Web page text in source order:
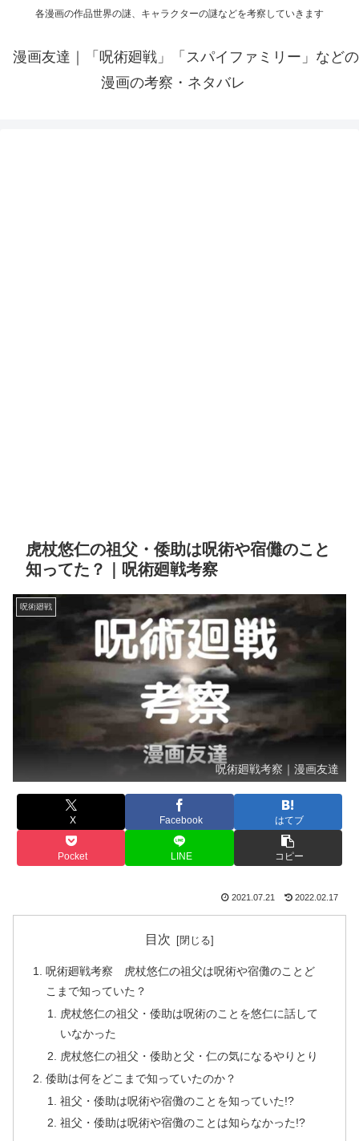
各漫画の作品世界の謎、キャラクターの謎などを考察していきます
漫画友達｜「呪術廻戦」「スパイファミリー」などの
漫画の考察・ネタバレ
虎杖悠仁の祖父・倭助は呪術や宿儺のこと
知ってた？｜呪術廻戦考察
呪術廻戦
呪術廻戦考察｜漫画友達
X Facebook はてブ
Pocket LINE コピー
2021.07.21 2022.02.17
目次
呪術廻戦考察 虎杖悠仁の祖父は呪術や宿儺のことど
こまで知っていた？
虎杖悠仁の祖父・倭助は呪術のことを悠仁に話して
いなかった
虎杖悠仁の祖父・倭助と父・仁の気になるやりとり
倭助は何をどこまで知っていたのか？
祖父・倭助は呪術や宿儺のことを知っていた!?
祖父・倭助は呪術や宿儺のことは知らなかった!?